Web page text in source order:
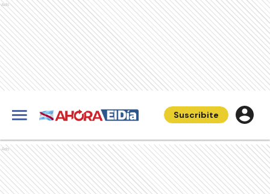
Ads
Suscribite
Ads